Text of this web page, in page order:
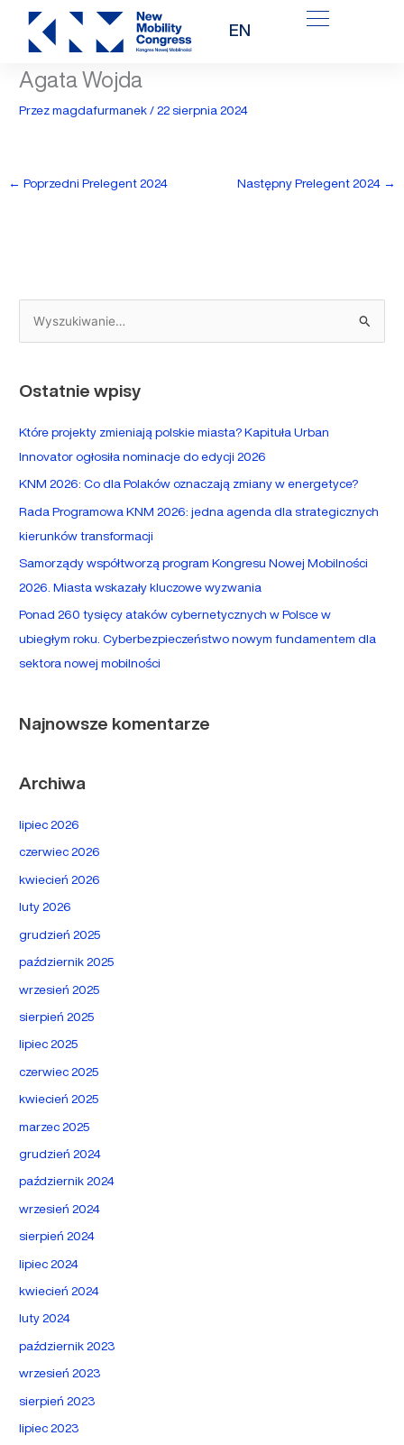
Przejdź
treści
EN
Agata Wojda
Przezmagdafurmanek/22 sierpnia 2024
← Poprzedni Prelegent 2024 Następny Prelegent 2024 →
z
k
l
a
:
Ostatnie wpisy
Które projekty zmieniają polskie miasta? Kapituła Urban
Innovator ogłosiła nominacje do edycji 2026
KNM 2026: Co dla Polaków oznaczają zmiany w energetyce?
Rada Programowa KNM 2026: jedna agenda dla strategicznych
kierunków transformacji
Samorządy współtworzą program Kongresu Nowej Mobilności
2026. Miasta wskazały kluczowe wyzwania
Ponad 260 tysięcy ataków cybernetycznych w Polsce w
ubiegłym roku. Cyberbezpieczeństwo nowym fundamentem dla
sektora nowej mobilności
Najnowsze komentarze
Archiwa
lipiec 2026
czerwiec 2026
kwiecień 2026
luty 2026
grudzień 2025
październik 2025
wrzesień 2025
sierpień 2025
lipiec 2025
czerwiec 2025
kwiecień 2025
marzec 2025
grudzień 2024
październik 2024
wrzesień 2024
sierpień 2024
lipiec 2024
kwiecień 2024
luty 2024
październik 2023
wrzesień 2023
sierpień 2023
lipiec 2023